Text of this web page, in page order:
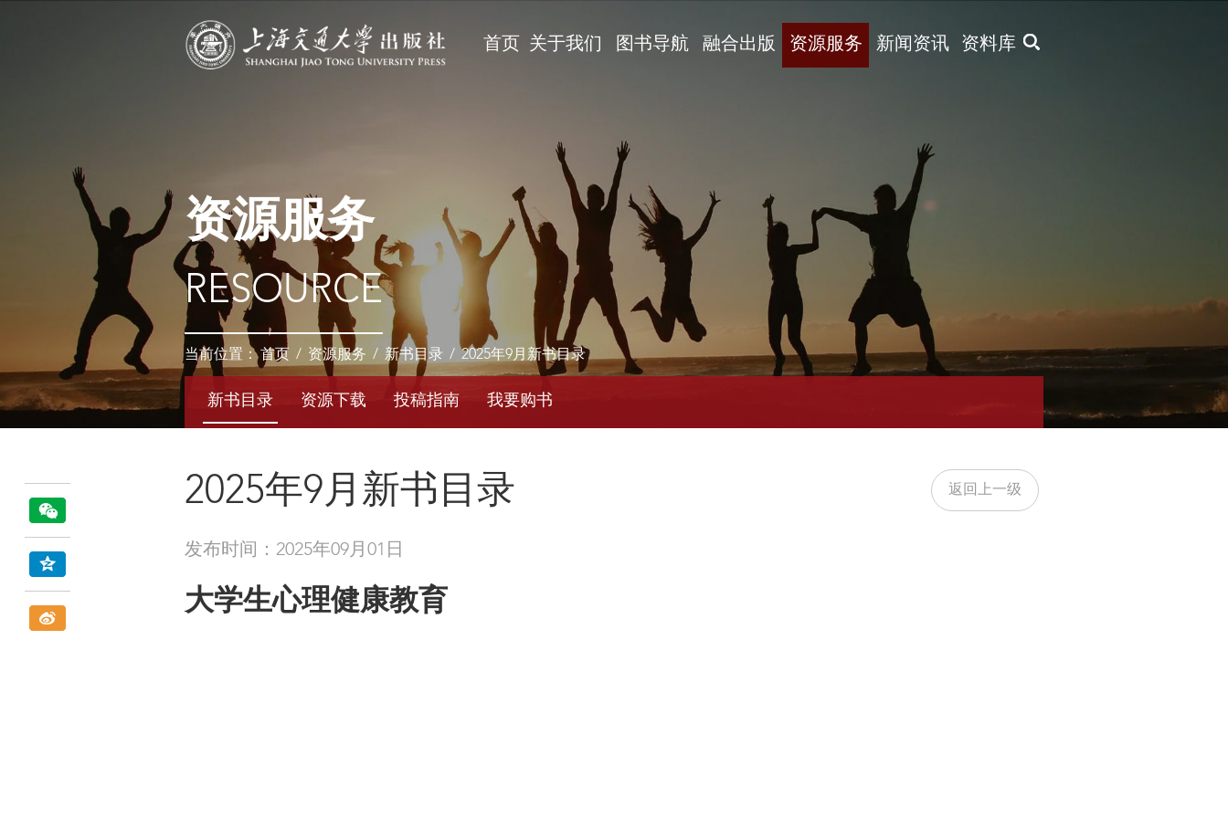
X
首页 关于我们 图书导航 融合出版 资源服务 新闻资讯 资料库
资源服务
RESOURCE
当前位置：首页 / 资源服务 / 新书目录 / 2025年9月新书目录
新书目录 资源下载 投稿指南 我要购书
2025年9月新书目录 返回上一级
发布时间：2025年09月01日
大学生心理健康教育